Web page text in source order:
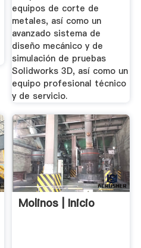
equipos de corte de
metales, así como un
avanzado sistema de
diseño mecánico y de
simulación de pruebas
Solidworks 3D, así como un
equipo profesional técnico
y de servicio.
Molinos | Inicio